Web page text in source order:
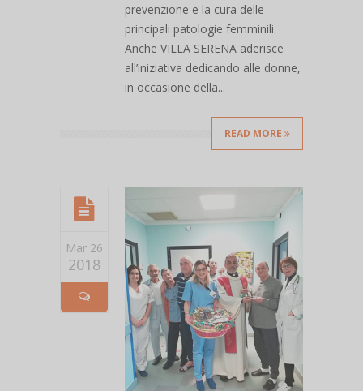
prevenzione e la cura delle
principali patologie femminili.
Anche VILLA SERENA aderisce
all’iniziativa dedicando alle donne,
in occasione della...
READ MORE
Mar 26
2018